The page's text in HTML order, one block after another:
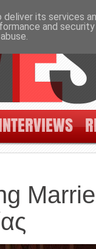
its services
and